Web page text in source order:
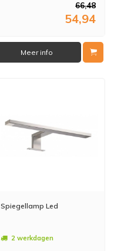
66,48
54,94
Meer info
Spiegellamp Led
2 werkdagen